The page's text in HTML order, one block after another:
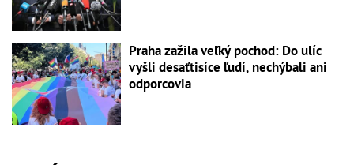
Praha zažila veľký pochod: Do ulíc
vyšli desaťtisíce ľudí, nechýbali ani
odporcovia